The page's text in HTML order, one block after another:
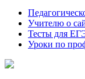
Учителю о
Тесты для
Уроки по